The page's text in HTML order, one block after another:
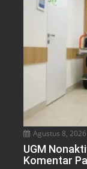
Agustus 8, 2026
UGM
Komentar